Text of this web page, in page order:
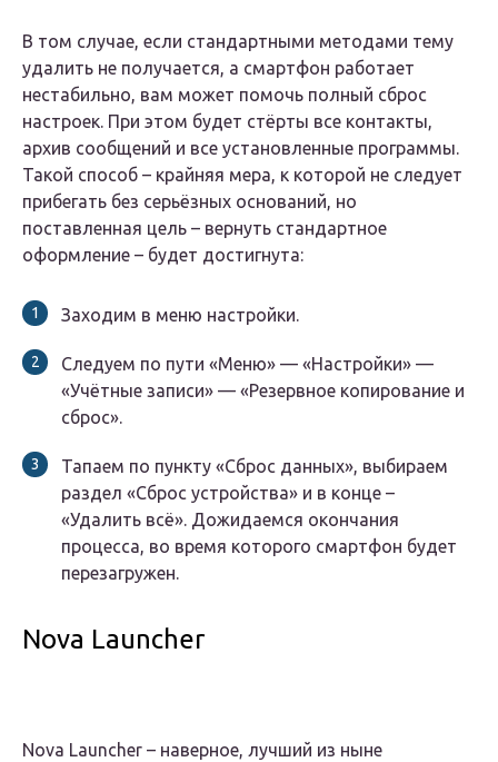
В том случае, если стандартными методами тему
удалить не получается, а смартфон работает
нестабильно, вам может помочь полный сброс
настроек. При этом будет стёрты все контакты,
архив сообщений и все установленные программы.
Такой способ – крайняя мера, к которой не следует
прибегать без серьёзных оснований, но
поставленная цель – вернуть стандартное
оформление – будет достигнута:
Заходим в меню настройки.
Следуем по пути «Меню» — «Настройки» —
«Учётные записи» — «Резервное копирование и
сброс».
Тапаем по пункту «Сброс данных», выбираем
раздел «Сброс устройства» и в конце –
«Удалить всё». Дожидаемся окончания
процесса, во время которого смартфон будет
перезагружен.
Nova Launcher
Nova Launcher – наверное, лучший из ныне